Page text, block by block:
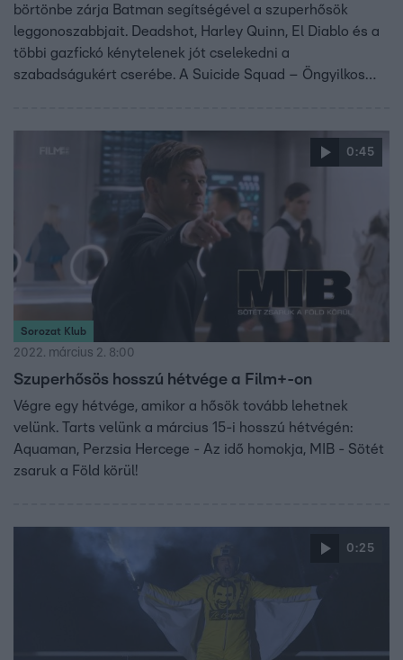
börtönbe zárja Batman segítségével a szuperhősök
leggonoszabbjait. Deadshot, Harley Quinn, El Diablo és a
többi gazfickó kénytelenek jót cselekedni a
szabadságukért cserébe. A Suicide Squad – Öngyilkos
0:45
Sorozat Klub
2022. március 2. 8:00
Szuperhősös hosszú hétvége a Film+-on
Végre egy hétvége, amikor a hősök tovább lehetnek
velünk. Tarts velünk a március 15-i hosszú hétvégén:
Aquaman, Perzsia Hercege - Az idő homokja, MIB - Sötét
zsaruk a Föld körül!
0:25